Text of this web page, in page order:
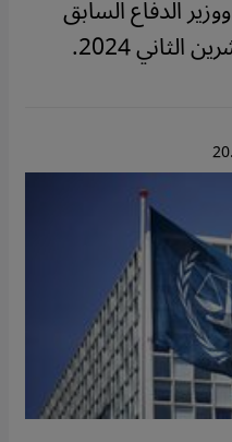
الدفاع السابق
2024.